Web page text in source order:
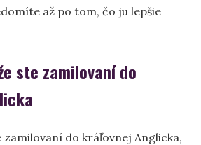
až po tom, čo ju lepšie
ste zamilovaní do
zamilovaní do kráľovnej Anglicka,